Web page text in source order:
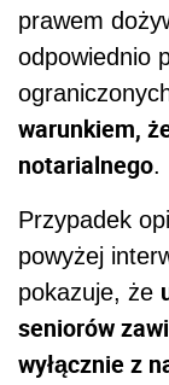
prawem
odpowiednio
warunkiem,
notarialnego.
Przypadek
powyżej
pokazuje, że
seniorów
wyłącznie z